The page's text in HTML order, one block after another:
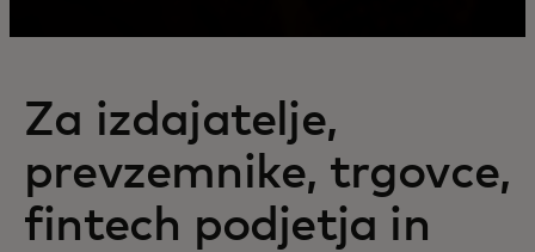
Za izdajatelje,
prevzemnike, trgovce,
fintech podjetja in